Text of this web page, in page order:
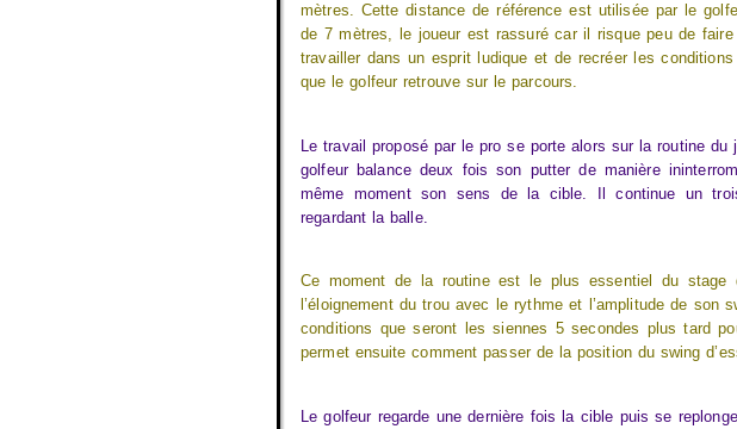
mètres. Cette distance de référence est utilisée par le
de 7 mètres, le joueur est rassuré car il risque peu de
travailler dans un esprit ludique et de recréer les
que le golfeur retrouve sur le parcours.
Le travail proposé par le pro se porte alors sur la routine
golfeur balance deux fois son putter de manière
même moment son sens de la cible. Il continue un
regardant la balle.
Ce moment de la routine est le plus essentiel du
l’éloignement du trou avec le rythme et l’amplitude de
conditions que seront les siennes 5 secondes plus tard
permet ensuite comment passer de la position du swing
Le golfeur regarde une dernière fois la cible puis se